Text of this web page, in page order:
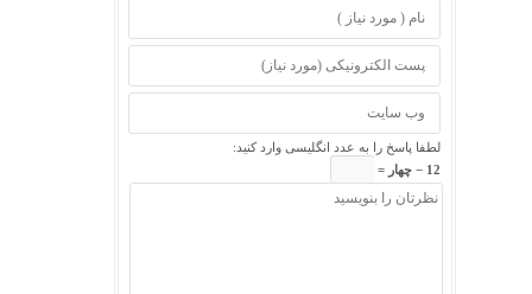
لطفا پاسخ را به عدد انگلیسی وارد کنید:
12 − چهار =